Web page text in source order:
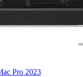
Pro 2023